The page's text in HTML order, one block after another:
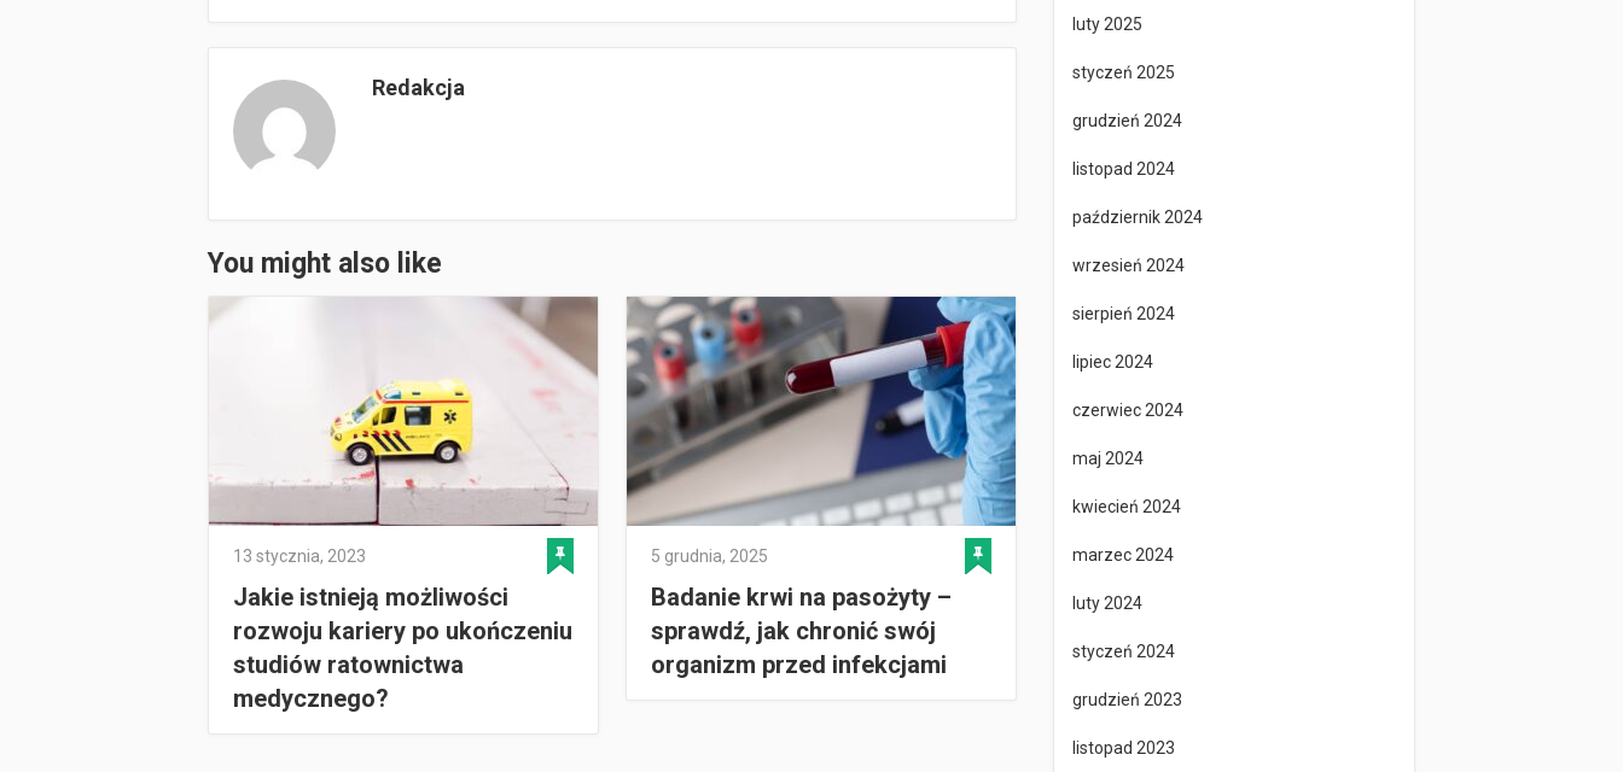
Redakcja
You might also like
13 stycznia, 2023
Jakie istnieją możliwości
rozwoju kariery po ukończeniu
studiów ratownictwa
medycznego?
5 grudnia, 2025
Badanie krwi na pasożyty –
sprawdź, jak chronić swój
organizm przed infekcjami
luty 2025
styczeń 2025
grudzień 2024
listopad 2024
październik 2024
wrzesień 2024
sierpień 2024
lipiec 2024
czerwiec 2024
maj 2024
kwiecień 2024
marzec 2024
luty 2024
styczeń 2024
grudzień 2023
listopad 2023